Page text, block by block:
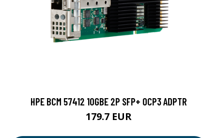
HPE BCM 57412 10GBE 2P SFP+ OCP3 ADPTR
179.7 EUR